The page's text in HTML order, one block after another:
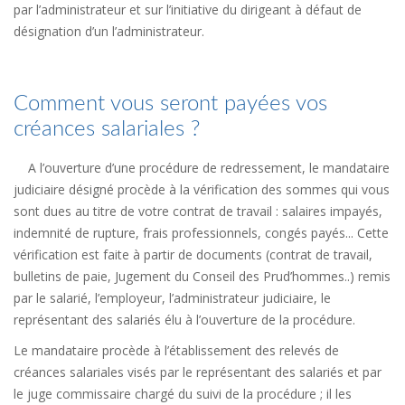
par l’administrateur et sur l’initiative du dirigeant à défaut de
désignation d’un l’administrateur.
Comment vous seront payées vos
créances salariales ?
A l’ouverture d’une procédure de redressement, le mandataire
judiciaire désigné procède à la vérification des sommes qui vous
sont dues au titre de votre contrat de travail : salaires impayés,
indemnité de rupture, frais professionnels, congés payés... Cette
vérification est faite à partir de documents (contrat de travail,
bulletins de paie, Jugement du Conseil des Prud’hommes..) remis
par le salarié, l’employeur, l’administrateur judiciaire, le
représentant des salariés élu à l’ouverture de la procédure.
Le mandataire procède à l’établissement des relevés de
créances salariales visés par le représentant des salariés et par
le juge commissaire chargé du suivi de la procédure ; il les